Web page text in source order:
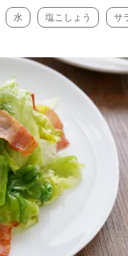
水 塩こしょう サ